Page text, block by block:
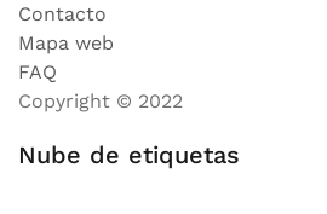
Contacto
Mapa web
FAQ
Copyright © 2022
Nube de etiquetas